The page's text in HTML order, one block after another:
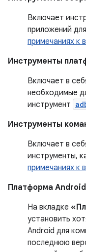
Включает
приложений
примечаниях к
Инструменты
Включает в
необходимые
инструмент
Инструменты
Включает в
инструменты,
примечаниях к
Платформа Android
На вкладке
установить
Android для
последнюю